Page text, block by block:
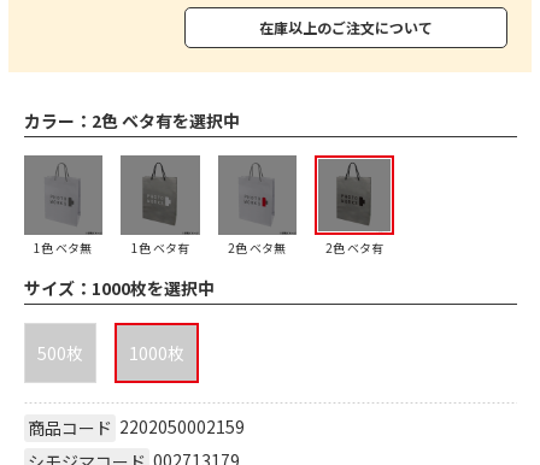
在庫以上のご注文について
カラー： 2色 ベタ有を選択中
1色 ベタ無 1色 ベタ有 2色 ベタ無 2色 ベタ有
サイズ： 1000枚を選択中
500枚 1000枚
商品コード 2202050002159
002713179